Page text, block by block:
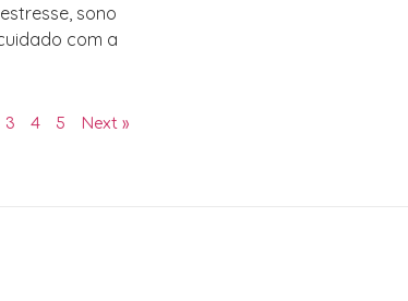
sono
com a
3 4 5 Next »